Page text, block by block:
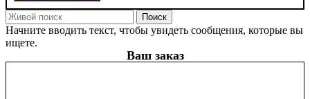
Поиск
Начните вводить текст, чтобы увидеть сообщения, которые вы
ищете.
Ваш заказ